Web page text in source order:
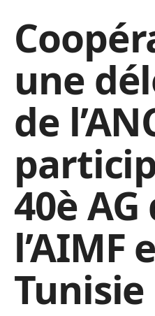
une
de
40è AG
l’AIMF
Tunisie